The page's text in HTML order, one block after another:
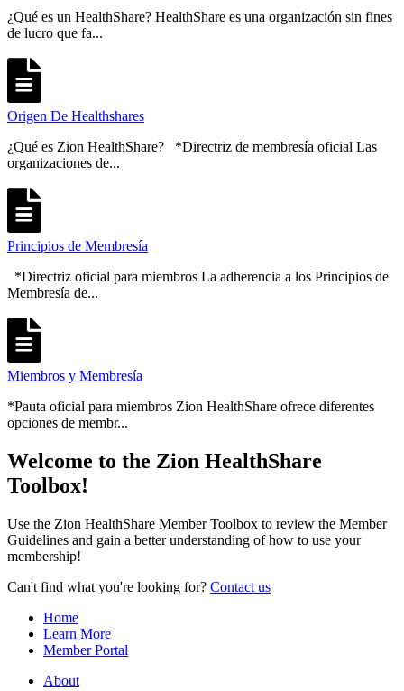
¿Qué es un HealthShare? HealthShare es una organización sin fines
de lucro que fa...
Origen De Healthshares
¿Qué es Zion HealthShare? *Directriz de membresía oficial Las
organizaciones de...
Principios de Membresía
*Directriz oficial para miembros La adherencia a los Principios de
Membresía de...
Miembros y Membresía
*Pauta oficial para miembros Zion HealthShare ofrece diferentes
opciones de membr...
Welcome to the Zion HealthShare
Toolbox!
Use the Zion HealthShare Member Toolbox to review the Member
Guidelines and gain a better understanding of how to use your
membership!
Can't find what you're looking for? Contact us
Home
Learn More
Member Portal
About